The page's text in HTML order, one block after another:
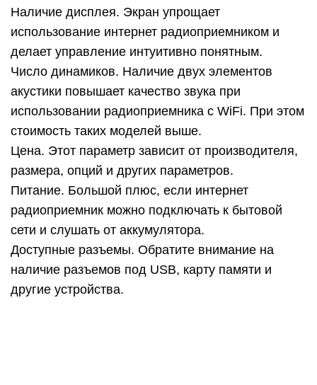
Наличие дисплея. Экран упрощает
использование интернет радиоприемником и
делает управление интуитивно понятным.
Число динамиков. Наличие двух элементов
акустики повышает качество звука при
использовании радиоприемника с WiFi. При этом
стоимость таких моделей выше.
Цена. Этот параметр зависит от производителя,
размера, опций и других параметров.
Питание. Большой плюс, если интернет
радиоприемник можно подключать к бытовой
сети и слушать от аккумулятора.
Доступные разъемы. Обратите внимание на
наличие разъемов под USB, карту памяти и
другие устройства.